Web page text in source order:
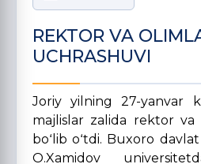
REKTOR VA
UCHRASHUVI
Joriy yilning 27-yanvar
majlislar zalida rektor va
boʻlib oʻtdi. Buxoro
O.Xamidov